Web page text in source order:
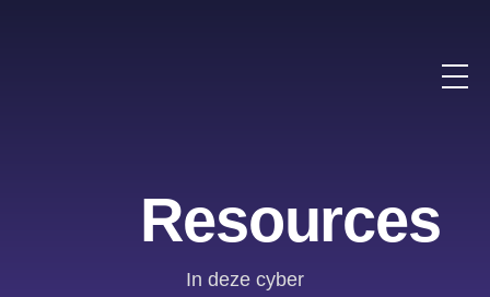
Resources
In deze cyber